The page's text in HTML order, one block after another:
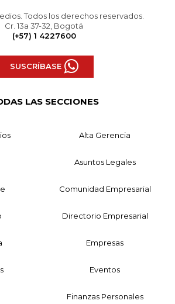
Todos los derechos reservados.
Cr. 13a 37-32, Bogotá
(+57) 1 4227600
SUSCRÍBASE
LAS SECCIONES
Alta Gerencia
Asuntos Legales
Comunidad Empresarial
Directorio Empresarial
Empresas
Eventos
Finanzas Personales